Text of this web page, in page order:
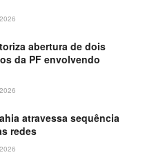
abertura de dois
da PF envolvendo
atravessa sequência
redes